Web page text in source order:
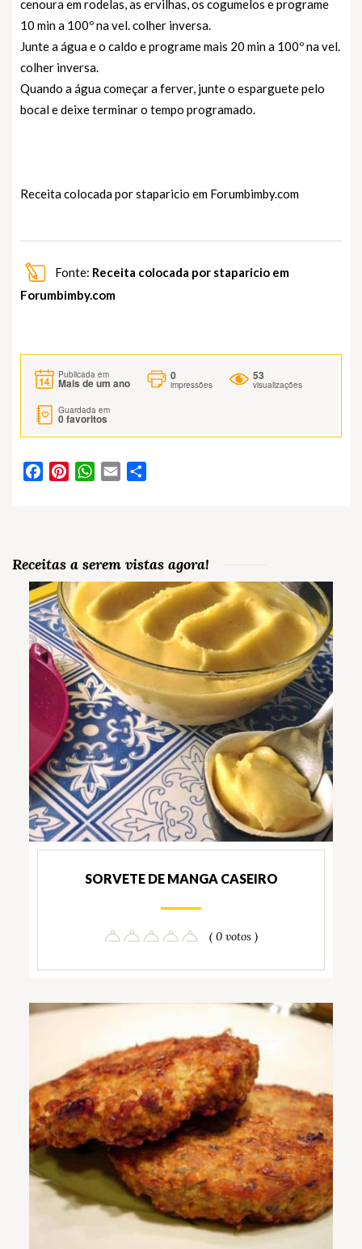
cenoura em rodelas, as ervilhas, os cogumelos e programe
10 min a 100º na vel. colher inversa.
Junte a água e o caldo e programe mais 20 min a 100º na vel.
colher inversa.
Quando a água começar a ferver, junte o esparguete pelo
bocal e deixe terminar o tempo programado.
Receita colocada por staparicio em Forumbimby.com
Fonte: Receita colocada por staparicio em
Forumbimby.com
Publicada em
Mais de um ano
0
impressões
53
visualizações
Guardada em
0favoritos
FacebookPinterestWhatsApp
Email
Receitas a serem vistas agora!
SORVETE DE MANGA CASEIRO
( 0 votos )